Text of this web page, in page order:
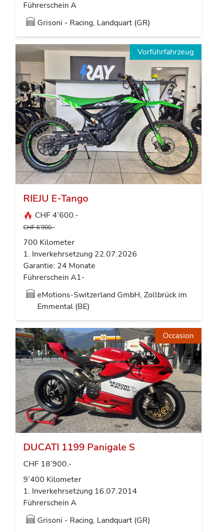
Führerschein A
Grisoni - Racing, Landquart (GR)
Vorführfahrzeug
RIEJU E-Tango
CHF 4’600.-
CHF 6’900.-
700 Kilometer
1. Inverkehrsetzung 22.07.2026
Garantie: 24 Monate
Führerschein A1-
eMotions-Switzerland GmbH, Zollbrück im
Emmental (BE)
Occasion
DUCATI 1199 Panigale S
CHF 18’900.-
9’400 Kilometer
1. Inverkehrsetzung 16.07.2014
Führerschein A
Grisoni - Racing, Landquart (GR)